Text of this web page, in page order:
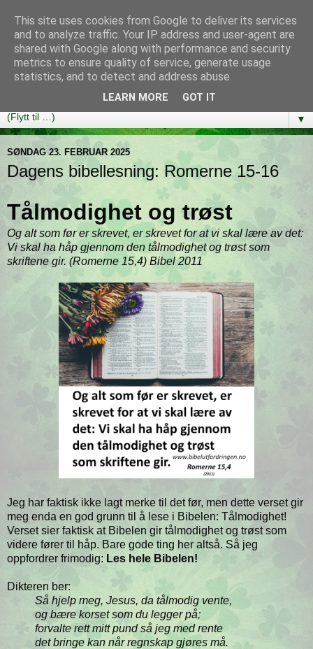
Bibelutfordringen
En bibelleseplan som hjelper deg med å lese gjennom hele
Bibelen på ett år!
▼
SØNDAG 23. FEBRUAR 2025
Dagens bibellesning: Romerne 15-16
Tålmodighet og trøst
Og alt som før er skrevet, er skrevet for at vi skal lære av det:
Vi skal ha håp gjennom den tålmodighet og trøst som
skriftene gir. (Romerne 15,4) Bibel 2011
Jeg har faktisk ikke lagt merke til det før, men dette verset gir
meg enda en god grunn til å lese i Bibelen: Tålmodighet!
Verset sier faktisk at Bibelen gir tålmodighet og trøst som
videre fører til håp. Bare gode ting her altså. Så jeg
oppfordrer frimodig: Les hele Bibelen!
Dikteren ber:
Så hjelp meg, Jesus, da tålmodig vente,
og bære korset som du legger på;
forvalte rett mitt pund så jeg med rente
det bringe kan når regnskap gjøres må.
This site uses cookies from Google to deliver its services
and to analyze traffic. Your IP address and user-agent are
shared with Google along with performance and security
metrics to ensure quality of service, generate usage
statistics, and to detect and address abuse.
LEARN MORE GOT IT